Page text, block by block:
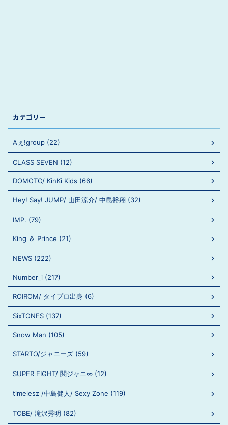
カテゴリー
Aぇ!group (22)
CLASS SEVEN (12)
DOMOTO/ KinKi Kids (66)
Hey! Say! JUMP/ 山田涼介/ 中島裕翔 (32)
IMP. (79)
King ＆ Prince (21)
NEWS (222)
Number_i (217)
ROIROM/ タイプロ出身 (6)
SixTONES (137)
Snow Man (105)
STARTO/ジャニーズ (59)
SUPER EIGHT/ 関ジャニ∞ (12)
timelesz /中島健人/ Sexy Zone (119)
TOBE/ 滝沢秀明 (82)